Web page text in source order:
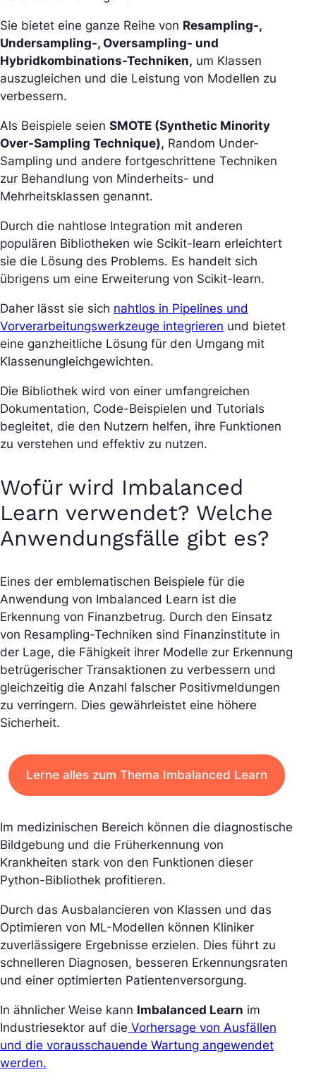
Sie bietet eine ganze Reihe von Resampling-,
Undersampling-, Oversampling- und
Hybridkombinations-Techniken, um Klassen
auszugleichen und die Leistung von Modellen zu
verbessern.
Als Beispiele seien SMOTE (Synthetic Minority
Over-Sampling Technique), Random Under-
Sampling und andere fortgeschrittene Techniken
zur Behandlung von Minderheits- und
Mehrheitsklassen genannt.
Durch die nahtlose Integration mit anderen
populären Bibliotheken wie Scikit-learn erleichtert
sie die Lösung des Problems. Es handelt sich
übrigens um eine Erweiterung von Scikit-learn.
Daher lässt sie sich nahtlos in Pipelines und
Vorverarbeitungswerkzeuge integrieren und bietet
eine ganzheitliche Lösung für den Umgang mit
Klassenungleichgewichten.
Die Bibliothek wird von einer umfangreichen
Dokumentation, Code-Beispielen und Tutorials
begleitet, die den Nutzern helfen, ihre Funktionen
zu verstehen und effektiv zu nutzen.
Wofür wird Imbalanced
Learn verwendet? Welche
Anwendungsfälle gibt es?
Eines der emblematischen Beispiele für die
Anwendung von Imbalanced Learn ist die
Erkennung von Finanzbetrug. Durch den Einsatz
von Resampling-Techniken sind Finanzinstitute in
der Lage, die Fähigkeit ihrer Modelle zur Erkennung
betrügerischer Transaktionen zu verbessern und
gleichzeitig die Anzahl falscher Positivmeldungen
zu verringern. Dies gewährleistet eine höhere
Sicherheit.
Lerne alles zum Thema Imbalanced Learn
Im medizinischen Bereich können die diagnostische
Bildgebung und die Früherkennung von
Krankheiten stark von den Funktionen dieser
Python-Bibliothek profitieren.
Durch das Ausbalancieren von Klassen und das
Optimieren von ML-Modellen können Kliniker
zuverlässigere Ergebnisse erzielen. Dies führt zu
schnelleren Diagnosen, besseren Erkennungsraten
und einer optimierten Patientenversorgung.
In ähnlicher Weise kann Imbalanced Learn im
Industriesektor auf die Vorhersage von Ausfällen
und die vorausschauende Wartung angewendet
werden.